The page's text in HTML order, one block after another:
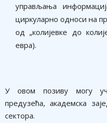
управљања
циркуларно односи на
од „колијевке до
евра).
У овом позиву могу
предузећа, академска
сектора.